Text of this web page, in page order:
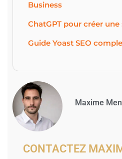
Business
ChatGPT pour créer une
Guide Yoast SEO
Maxime
CONTACTEZ